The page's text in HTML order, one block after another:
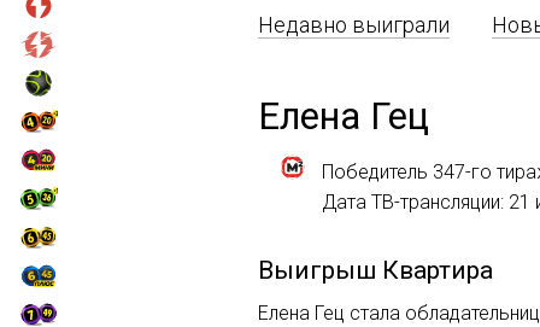
Недавно выиграли
Елена Гец
Победитель 347-го
Дата ТВ-трансляции: 21
Выигрыш Квартира
Елена Гец стала